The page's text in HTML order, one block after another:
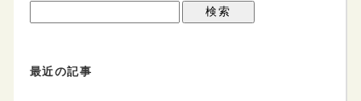
検索
最近の記事